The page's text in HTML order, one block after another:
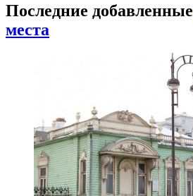
Последние добавленные
места